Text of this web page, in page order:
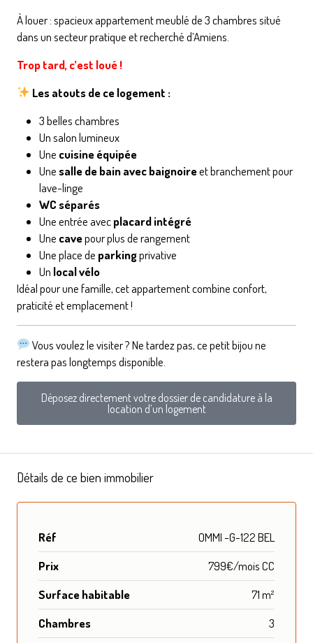
À louer : spacieux appartement meublé de 3 chambres situé
dans un secteur pratique et recherché d’Amiens.
Trop tard, c’est loué !
Les atouts de ce logement :
3 belles chambres
Un salon lumineux
Une cuisine équipée
Unesalle de bain avec baignoireet branchement pour
lave-linge
WC séparés
Une entrée avecplacard intégré
Une cavepour plus de rangement
Une place de parkingprivative
Un local vélo
Idéal pour une famille, cet appartement combine confort,
praticité et emplacement !
Vous voulez le visiter ? Ne tardez pas, ce petit bijou ne
restera pas longtemps disponible.
Déposez directement votre dossier de candidature à la
location d’un logement
Détails de ce bien immobilier
Réf
OMMI -G-122 BEL
Prix
799€/mois CC
Surface habitable
71 m²
Chambres
3